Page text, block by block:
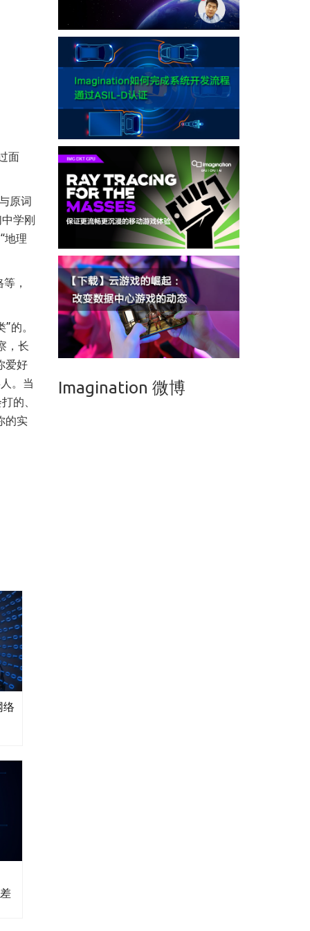
面
原词
学刚
地理
，
的。
，长
爱好
。当
的、
的实
络
Imagination 微博